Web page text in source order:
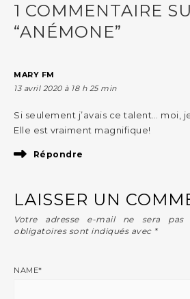
1 COMMENTAIRE
“ANÉMONE”
MARY FM
13 avril 2020 à 18 h 25 min
Si seulement j’avais ce talent… moi,
Elle est vraiment magnifique!
Répondre
LAISSER UN
Votre adresse e-mail ne sera pas
obligatoires sont indiqués avec *
NAME*